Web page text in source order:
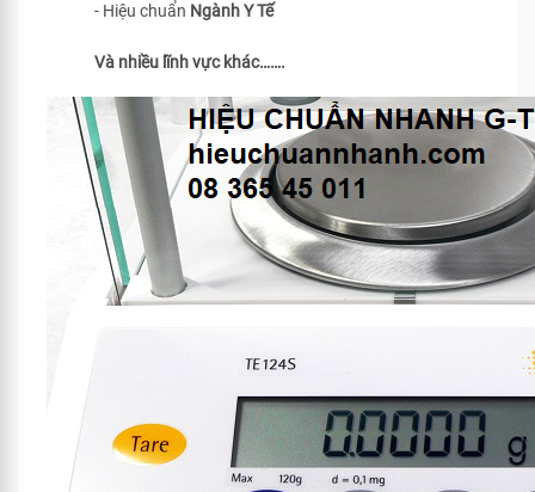
- Hiệu chuẩn Ngành Y Tế
Và nhiều lĩnh vực khác…….